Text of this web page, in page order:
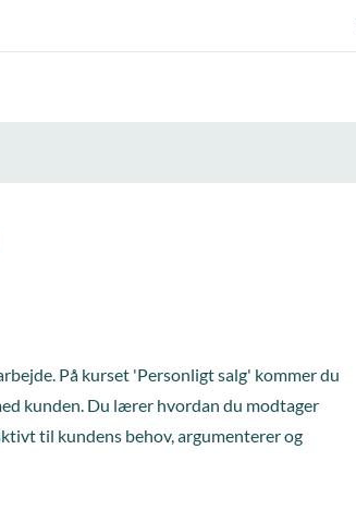
På kurset 'Personligt salg' kommer du
kunden. Du lærer hvordan du modtager
til kundens behov, argumenterer og